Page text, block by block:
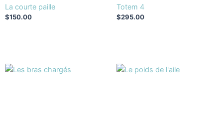
La courte paille
$150.00
Totem 4
$295.00